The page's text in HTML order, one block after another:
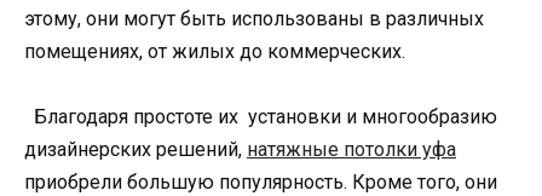
этому, они могут быть использованы в различных
помещениях, от жилых до коммерческих.
Благодаря простоте их установки и многообразию
дизайнерских решений, натяжные потолки уфа
приобрели большую популярность. Кроме того, они